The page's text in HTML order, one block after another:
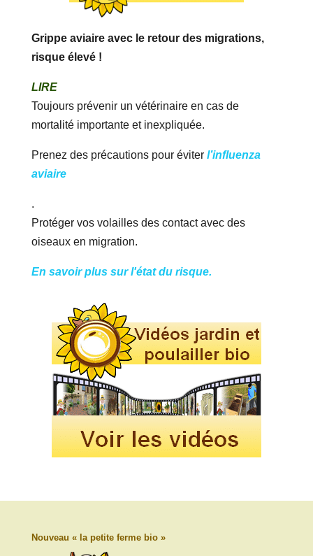
Grippe aviaire avec le retour des migrations,
risque élevé !
LIRE
Toujours prévenir un vétérinaire en cas de
mortalité importante et inexpliquée.
Prenez des précautions pour éviter l’influenza
aviaire
.
Protéger vos volailles des contact avec des
oiseaux en migration.
En savoir plus sur l'état du risque.
Nouveau « la petite ferme bio »